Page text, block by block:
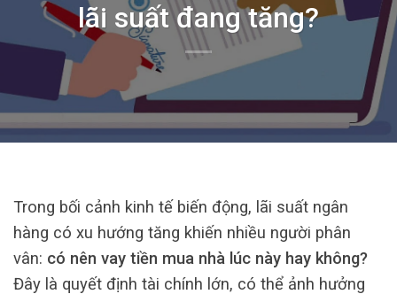
lãi suất đang tăng?
Trong bối cảnh kinh tế biến động, lãi suất ngân
hàng có xu hướng tăng khiến nhiều người phân
vân: có nên vay tiền mua nhà lúc này hay không?
Đây là quyết định tài chính lớn, có thể ảnh hưởng